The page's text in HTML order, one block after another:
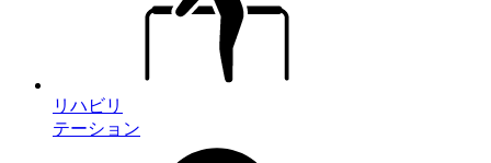
リハビリ
テーション